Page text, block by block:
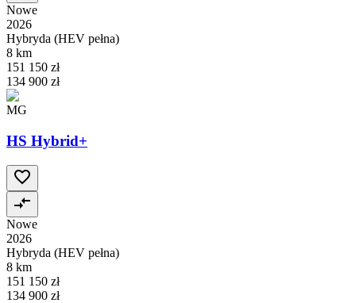
Nowe
2026
Hybryda (HEV pełna)
8 km
151 150 zł
134 900 zł
MG
HS Hybrid+
Nowe
2026
Hybryda (HEV pełna)
8 km
151 150 zł
134 900 zł